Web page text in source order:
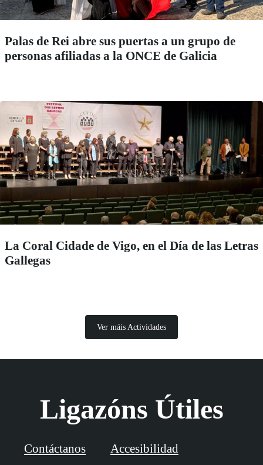
Palas de Rei abre sus puertas a un grupo de
personas afiliadas a la ONCE de Galicia
La Coral Cidade de Vigo, en el Día de las Letras
Gallegas
Ver máis Actividades
Ligazóns Útiles
Contáctanos Accesibilidad